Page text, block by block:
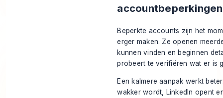
accountbeperkingen
Beperkte accounts zijn het
erger maken. Ze openen
kunnen vinden en beginnen
probeert te verifiëren wat er is
Een kalmere aanpak werkt
wakker wordt, LinkedIn opent